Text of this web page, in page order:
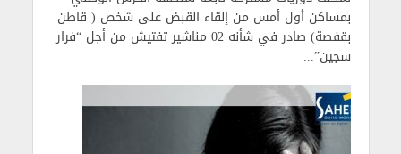
بمساكن أول أمس من إلقاء القبض على شخص ( قاطن
بقفصة) صادر في شأنه 02 مناشير تفتيش من أجل “فرار
سجين”...